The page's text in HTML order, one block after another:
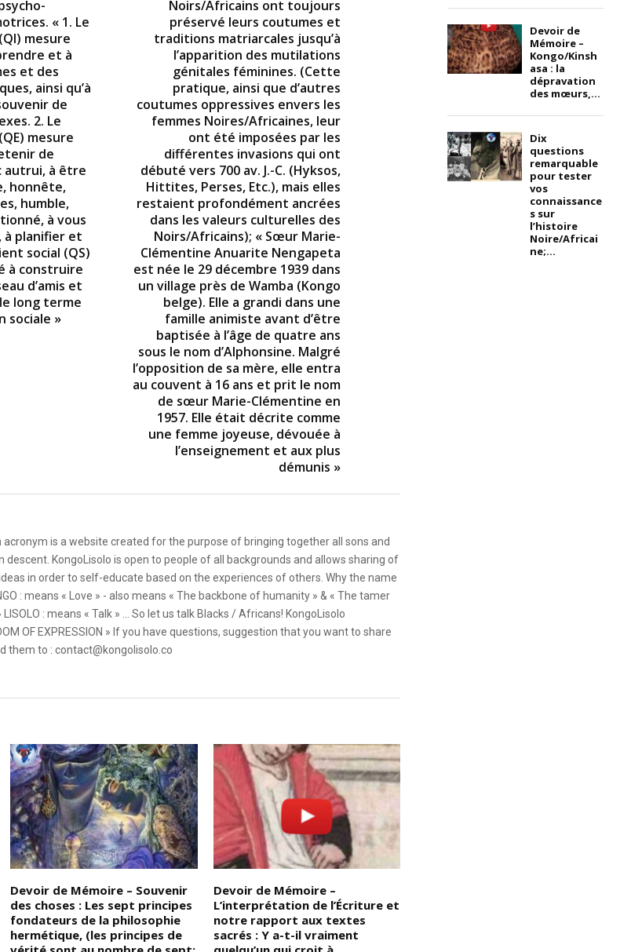
« 1. Le
mesure
et à
et des
ainsi qu’à
de
2. Le
mesure
de
autrui, à être
honnête,
humble,
à vous
à planifier et
social (QS)
à construire
d’amis et
long terme
sociale »
Noirs/Africains ont toujours
préservé leurs coutumes et
traditions matriarcales jusqu’à
l’apparition des mutilations
génitales féminines. (Cette
pratique, ainsi que d’autres
coutumes oppressives envers les
femmes Noires/Africaines, leur
ont été imposées par les
différentes invasions qui ont
débuté vers 700 av. J.-C. (Hyksos,
Hittites, Perses, Etc.), mais elles
restaient profondément ancrées
dans les valeurs culturelles des
Noirs/Africains); « Sœur Marie-
Clémentine Anuarite Nengapeta
est née le 29 décembre 1939 dans
un village près de Wamba (Kongo
belge). Elle a grandi dans une
famille animiste avant d’être
baptisée à l’âge de quatre ans
sous le nom d’Alphonsine. Malgré
l’opposition de sa mère, elle entra
au couvent à 16 ans et prit le nom
de sœur Marie-Clémentine en
1957. Elle était décrite comme
une femme joyeuse, dévouée à
l’enseignement et aux plus
démunis »
acronym is a website created for the purpose of bringing together all sons and
KongoLisolo is open to people of all backgrounds and allows sharing of
in order to self-educate based on the experiences of others. Why the name
: means « Love » - also means « The backbone of humanity » & « The tamer
: means « Talk » ... So let us talk Blacks / Africans! KongoLisolo
OF EXPRESSION » If you have questions, suggestion that you want to share
them to : contact@kongolisolo.co
Devoir de Mémoire – Souvenir
des choses : Les sept principes
fondateurs de la philosophie
hermétique, (les principes de
Devoir de Mémoire –
L’interprétation de l’Écriture et
notre rapport aux textes
sacrés : Y a-t-il vraiment
Devoir de
Mémoire –
Kongo/Kinsh
asa : la
dépravation
des mœurs,...
Dix
questions
remarquable
pour tester
vos
connaissance
s sur
l’histoire
Noire/Africai
ne;...